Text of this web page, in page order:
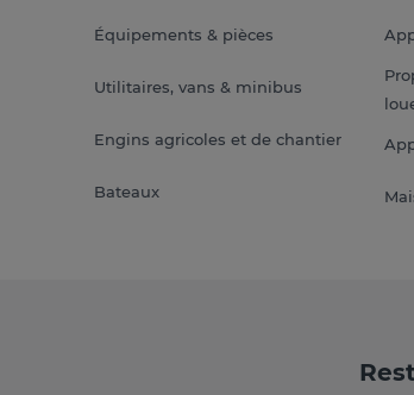
Équipements & pièces
Utilitaires, vans & minibus
Engins agricoles et de chantier
Bateaux